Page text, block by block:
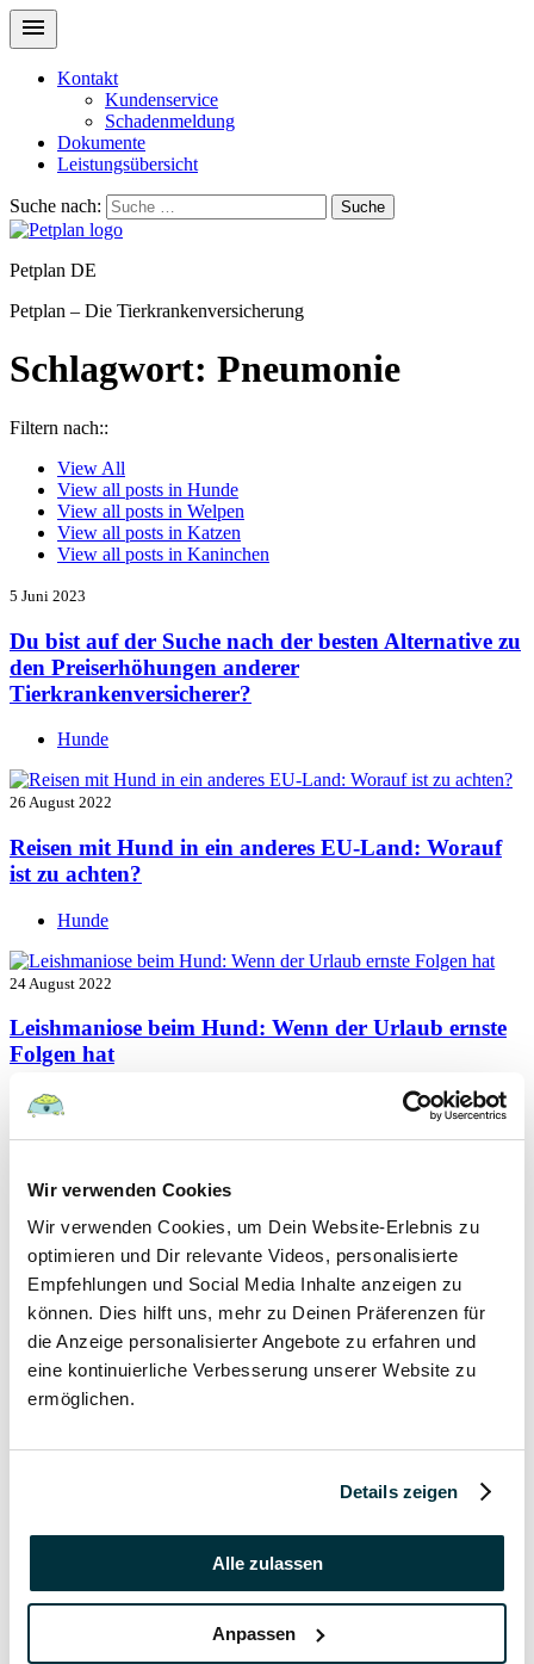
Wir verwenden Cookies
Wir verwenden Cookies, um Dein Website-Erlebnis zu
optimieren und Dir relevante Videos, personalisierte
Empfehlungen und Social Media Inhalte anzeigen zu
können. Dies hilft uns, mehr zu Deinen Präferenzen für
die Anzeige personalisierter Angebote zu erfahren und
eine kontinuierliche Verbesserung unserer Website zu
ermöglichen.
Details zeigen
Alle zulassen
Anpassen
Kontakt
Kundenservice
Schadenmeldung
Dokumente
Leistungsübersicht
Suche nach: Suche
Petplan DE
Petplan – Die Tierkrankenversicherung
Schlagwort: Pneumonie
Filtern nach::
View All
View all posts in Hunde
View all posts in Welpen
View all posts in Katzen
View all posts in Kaninchen
5 Juni 2023
Du bist auf der Suche nach der besten Alternative zu
den Preiserhöhungen anderer
Tierkrankenversicherer?
Hunde
26 August 2022
Reisen mit Hund in ein anderes EU-Land: Worauf
ist zu achten?
Hunde
24 August 2022
Leishmaniose beim Hund: Wenn der Urlaub ernste
Folgen hat
Hunde
22 August 2022
Hundefutter und Wasser im Urlaub: Worauf sollte
besonders geachtet werden?
Hunde
17 August 2022
Was dürfen Katzen nicht essen?
Katzen
Vitamin B für den Hund: Für was ist es wichtig?
Hunde